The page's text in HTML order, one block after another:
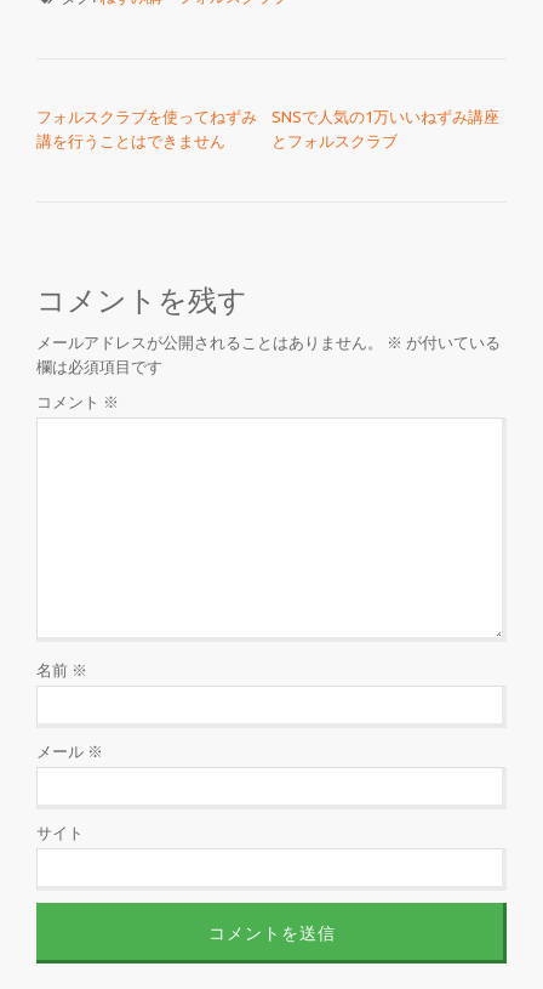
フォルスクラブを使ってねずみ
講を行うことはできません
SNSで人気の1万いいねずみ講座
とフォルスクラブ
コメントを残す
メールアドレスが公開されることはありません。 ※ が付いている
欄は必須項目です
コメント ※
名前 ※
メール ※
サイト